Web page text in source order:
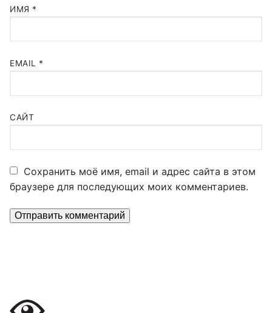
ИМЯ *
EMAIL *
САЙТ
Сохранить моё имя, email и адрес сайта в этом
браузере для последующих моих комментариев.